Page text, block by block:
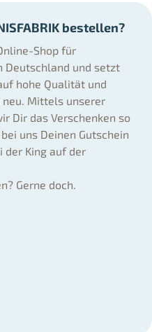
bestellen?
Shop für
Deutschland und setzt
hohe Qualität und
Mittels unserer
Dir das Verschenken so
uns Deinen Gutschein
der King auf der
Gerne doch.